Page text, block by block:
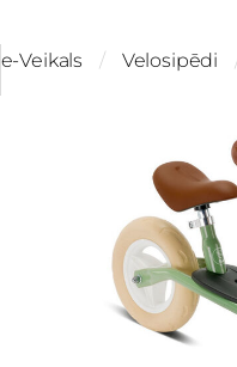
e-Veikals Velosipēdi